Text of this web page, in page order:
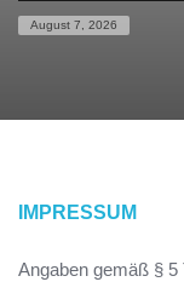
August 7, 2026
IMPRESSUM
Angaben gemäß §